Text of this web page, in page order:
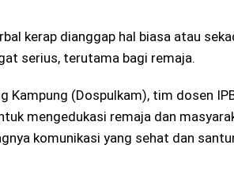
kerap dianggap hal biasa atau
serius, terutama bagi remaja.
Kampung (Dospulkam), tim dosen
mengedukasi remaja dan
komunikasi yang sehat dan